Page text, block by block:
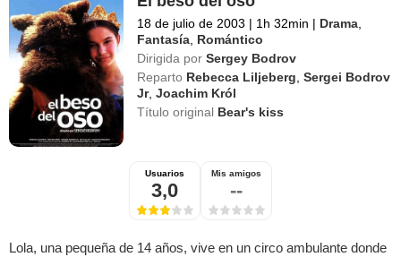
18 de julio de 2003 | 1h 32min | Drama
Fantasía Romántico
Dirigida por Sergey Bodrov
Reparto Rebecca Liljeberg ,Sergei Bodrov
Jr,Joachim Król
Título original Bear's kiss
Usuarios
3,0
Mis amigos
--
Lola, una pequeña de 14 años, vive en un circo ambulante donde